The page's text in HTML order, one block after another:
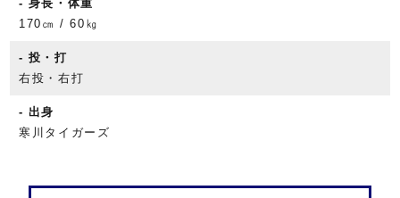
身長・体重
170㎝ / 60㎏
投・打
右投・右打
出身
寒川タイガーズ